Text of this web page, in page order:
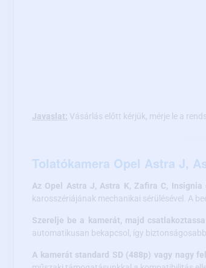
Javaslat: Vásárlás előtt kérjük, mérje le a
Tolatókamera Opel Astra J,
Az Opel Astra J, Astra K, Zafira C,
karosszériájának mechanikai sérülésével. A
Szerelje be a kamerát, majd
automatikusan bekapcsol, így
A kamerát standard SD (488p) vagy nagy